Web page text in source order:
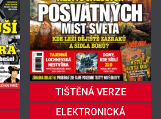
TIŠTĚNÁ VERZE
ELEKTRONICKÁ